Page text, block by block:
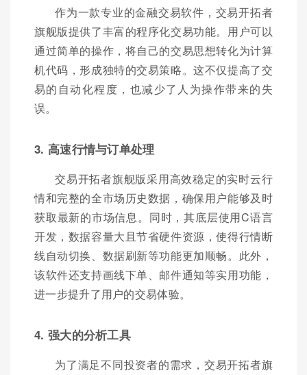
作为一款专业的金融交易软件，交易开拓者
旗舰版提供了丰富的程序化交易功能。用户可以
通过简单的操作，将自己的交易思想转化为计算
机代码，形成独特的交易策略。这不仅提高了交
易的自动化程度，也减少了人为操作带来的失
误。
3. 高速行情与订单处理
交易开拓者旗舰版采用高效稳定的实时云行
情和完整的全市场历史数据，确保用户能够及时
获取最新的市场信息。同时，其底层使用C语言
开发，数据容量大且节省硬件资源，使得行情断
线自动切换、数据刷新等功能更加顺畅。此外，
该软件还支持画线下单、邮件通知等实用功能，
进一步提升了用户的交易体验。
4. 强大的分析工具
为了满足不同投资者的需求，交易开拓者旗